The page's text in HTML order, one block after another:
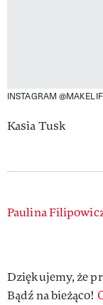
INSTAGRAM
Kasia Tusk
Authors
Paulina
Dziękujemy, że
Bądź na bieżąco!